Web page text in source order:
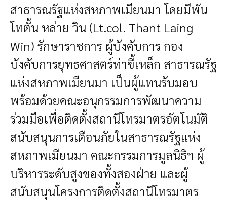
สาธารณรัฐแห่งสหภาพเมียนมา โดยมีพัน
โทตั้น หล่าย วิน (Lt.col. Thant Laing
Win) รักษาราชการ ผู้บังคับการ กอง
บังคับการยุทธศาสตร์ท่าขี้เหล็ก สาธารณรัฐ
แห่งสหภาพเมียนมา เป็นผู้แทนรับมอบ
พร้อมด้วยคณะอนุกรรมการพัฒนาความ
ร่วมมือเพื่อติดตั้งสถานีโทรมาตรอัตโนมัติ
สนับสนุนการเตือนภัยในสาธารณรัฐแห่ง
สหภาพเมียนมา คณะกรรมการมูลนิธิฯ ผู้
บริหารระดับสูงของทั้งสองฝ่าย และผู้
สนับสนุนโครงการติดตั้งสถานีโทรมาตร